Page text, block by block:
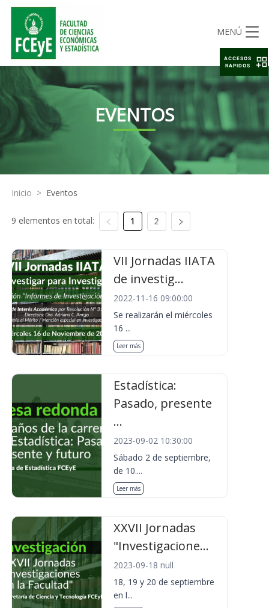
MENÚ
EVENTOS
Inicio > Eventos
9 elementos en total: 1 2
VII Jornadas IIATA
de investig...
2022-11-16 09:00:00
Se realizarán el miércoles
16 ...
Leer más
Estadística:
Pasado, presente
...
2023-09-02 10:30:00
Sábado 2 de septiembre,
de 10....
Leer más
XXVII Jornadas
"Investigacione...
2023-09-18 null
18, 19 y 20 de septiembre
en l...
ACCESOS
RAPIDOS